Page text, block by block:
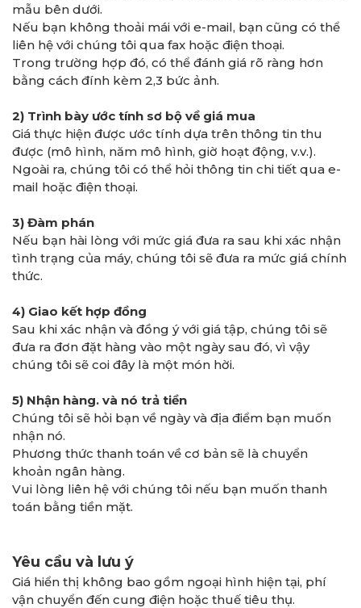
mẫu bên dưới.
Nếu bạn không thoải mái với e-mail, bạn cũng có thể
liên hệ với chúng tôi qua fax hoặc điện thoại.
Trong trường hợp đó, có thể đánh giá rõ ràng hơn
bằng cách đính kèm 2,3 bức ảnh.
2) Trình bày ước tính sơ bộ về giá mua
Giá thực hiện được ước tính dựa trên thông tin thu
được (mô hình, năm mô hình, giờ hoạt động, v.v.).
Ngoài ra, chúng tôi có thể hỏi thông tin chi tiết qua e-
mail hoặc điện thoại.
3) Đàm phán
Nếu bạn hài lòng với mức giá đưa ra sau khi xác nhận
tình trạng của máy, chúng tôi sẽ đưa ra mức giá chính
thức.
4) Giao kết hợp đồng
Sau khi xác nhận và đồng ý với giá tập, chúng tôi sẽ
đưa ra đơn đặt hàng vào một ngày sau đó, vì vậy
chúng tôi sẽ coi đây là một món hời.
5) Nhận hàng. và nó trả tiền
Chúng tôi sẽ hỏi bạn về ngày và địa điểm bạn muốn
nhận nó.
Phương thức thanh toán về cơ bản sẽ là chuyển
khoản ngân hàng.
Vui lòng liên hệ với chúng tôi nếu bạn muốn thanh
toán bằng tiền mặt.
Yêu cầu và lưu ý
Giá hiển thị không bao gồm ngoại hình hiện tại, phí
vận chuyển đến cung điện hoặc thuế tiêu thụ.